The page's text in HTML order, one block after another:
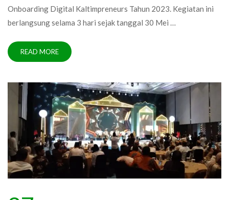
Onboarding Digital Kaltimpreneurs Tahun 2023. Kegiatan ini
berlangsung selama 3 hari sejak tanggal 30 Mei …
READ MORE